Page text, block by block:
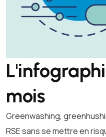
mois
Greenwashing,
RSE sans se mettre en